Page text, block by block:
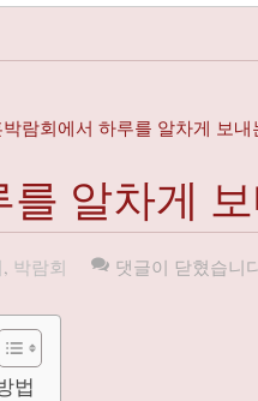
람회에서 하루를 알차게 보내
알차게
, 박람회 댓글이 닫혔습니
법